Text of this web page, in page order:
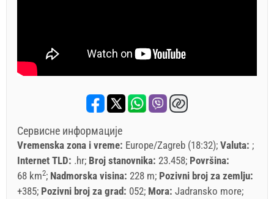
Сервисне информације
Vremenska zona i vreme: Europe/Zagreb (18:32) Valuta:
Internet TLD: .hr Broj stanovnika: 23.458 Površina:
68 km2 Nadmorska visina: 228 m Pozivni broj za zemlju:
+385 Pozivni broj za grad: 052 Mora: Jadransko more